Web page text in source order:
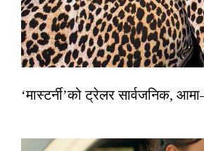
‘मास्टर्नी’को ट्रेलर सार्वजनिक,